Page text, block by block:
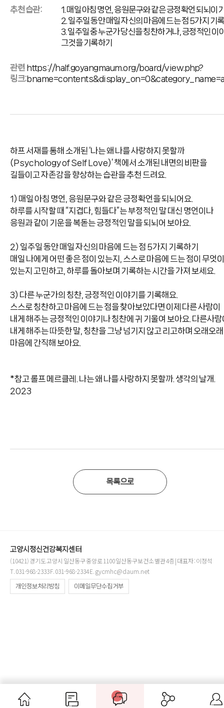
추천 습관:
1. 매일 아침 명언, 응원문구와 같은 긍정확언 되뇌이
2. 일주일 동안 매일 자신의 마음에 드는 점 5가지 기
3. 일주일 중 누군가 당신을 칭찬하거나, 긍정적인 이
그것을 기록하기
관련
링크:
https://half.goyangmaum.org/board/view.php?
하프 서재를 통해 소개된 ‘나는 왜 나를 사랑하지 못할까
(Psychology of Self Love)’책에서 소개된 내면의 비판을
길들이고 자존감을 향상하는 습관을 추천 드려요
1) 매일 아침 명언 응원문구와 같은 긍정확언을 되뇌어요
하루를 시작할 때 “지겹다 힘들다”는 부정적인 말 대신 명언이나
응원과 같이 기운을 복돋는 긍정적인 말을 되뇌어 보아요
2) 일주일 동안 매일 자신의 마음에 드는 점 5가지 기록하기
매일 나에게 어떤 좋은 점이 있는지
스스로 마음에 드는 점이 무엇이
있는지 고민하고 하루를 돌아보며 기록하는 시간을 가져 보세요
3) 다른 누군가의 칭찬 긍정적인 이야기를 기록해요
스스로 칭찬하고 마음에 드는 점을 찾아보았다면 이제 다른 사람이
내게 해주는 긍정적인 이야기나 칭찬에 귀 기울여 보아요 다른사람
내게 해주는 따뜻한 말 칭찬을 그냥 넘기지 않고 리고하며 오래오래
마음에 간직해 보아요
*참고 롤프 메르클레 나는 왜 나를 사랑하지 못할까. 생각의 날개
2023
목록으로
고양시정신건강복지센터
(10421) 경기도 고양시 일산동구 중앙로 1100 일산동구보건소 별관 4층 | 대표자 : 이정석
T. 031-968-2333 F. 031-968-2334 E. gycmhc@daum.net
개인정보처리방침 이메일무단수집거부